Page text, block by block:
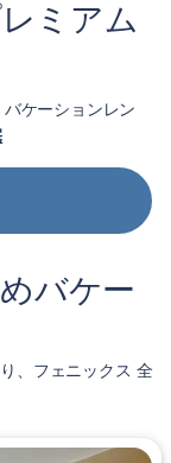
ミアム
ケーションレン
バケー
、フェニックス 全